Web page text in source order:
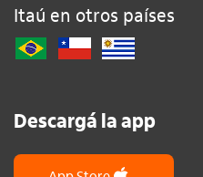
Itaú en otros países
Descargá la app